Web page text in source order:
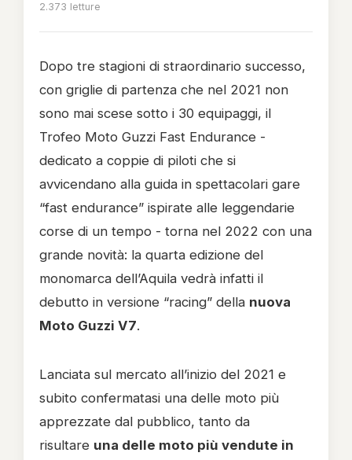
2.373 letture
Dopo tre stagioni di straordinario successo,
con griglie di partenza che nel 2021 non
sono mai scese sotto i 30 equipaggi, il
Trofeo Moto Guzzi Fast Endurance -
dedicato a coppie di piloti che si
avvicendano alla guida in spettacolari gare
“fast endurance” ispirate alle leggendarie
corse di un tempo - torna nel 2022 con una
grande novità: la quarta edizione del
monomarca dell’Aquila vedrà infatti il
debutto in versione “racing” della nuova
Moto Guzzi V7.
Lanciata sul mercato all’inizio del 2021 e
subito confermatasi una delle moto più
apprezzate dal pubblico, tanto da
risultare una delle moto più vendute in